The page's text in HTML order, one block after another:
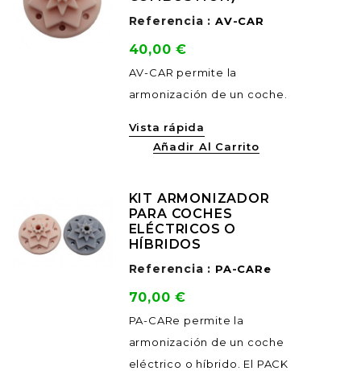
Referencia : AV-CAR
Precio
40,00 €
AV-CAR permite la
armonización de un coche.
Vista rápida
Añadir Al Carrito
KIT ARMONIZADOR
PARA COCHES
ELÉCTRICOS O
HÍBRIDOS
Referencia : PA-CARe
Precio
70,00 €
PA-CARe permite la
armonización de un coche
eléctrico o híbrido. El PACK